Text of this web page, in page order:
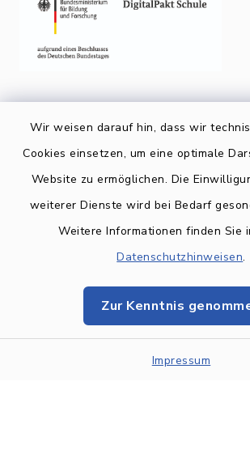
Wir weisen darauf hin, dass wir
Cookies einsetzen, um eine optimale
Website zu ermöglichen. Die
weiterer Dienste wird bei Bedarf
Weitere Informationen finden Sie
Datenschutzhinweisen.
Zur Kenntnis
Impressum
Impressum
Sitemap